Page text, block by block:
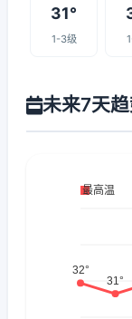
31°
1-3级
未来7天